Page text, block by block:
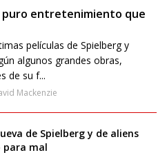
puro entretenimiento que
películas de Spielberg y
algunos grandes obras,
de su f...
Mackenzie
de Spielberg y de aliens
para mal